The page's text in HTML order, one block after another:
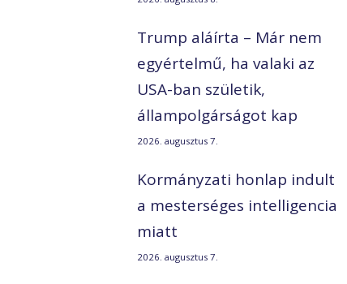
Trump aláírta – Már nem
egyértelmű, ha valaki az
USA-ban születik,
állampolgárságot kap
2026. augusztus 7.
Kormányzati honlap indult
a mesterséges intelligencia
miatt
2026. augusztus 7.